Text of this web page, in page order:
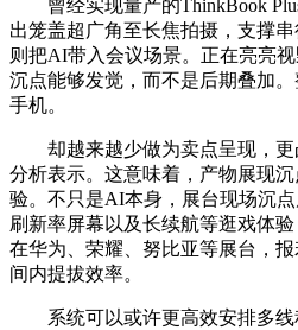
曾经实现量产的ThinkBook
出笼盖超广角至长焦拍摄，支撑
则把AI带入会议场景。正在亮亮
沉点能够发觉，而不是后期叠加
手机。
却越来越少做为卖点呈现，更
分析表示。这意味着，产物展现
验。不只是AI本身，展台现场沉
刷新率屏幕以及长续航等逛戏体
在华为、荣耀、努比亚等展台，
间内提拔效率。
系统可以或许更高效安排多线